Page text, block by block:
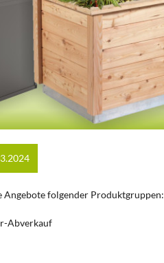
Angebote folgender Produktgruppen:
Abverkauf